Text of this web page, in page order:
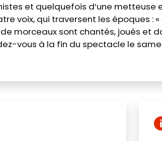
et quelquefois d’une metteuse
voix, qui traversent les époques :
morceaux sont chantés, joués et
vous à la fin du spectacle le